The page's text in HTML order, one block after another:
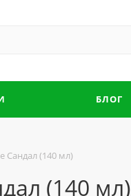
БЛОГ
Сандал (140 мл)
(140 мл)